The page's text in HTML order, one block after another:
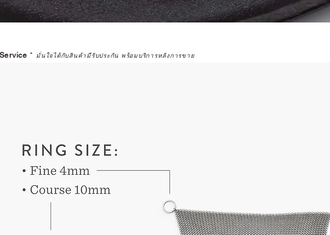
* มั่นใจได้กับสินค้ามีรับประกัน พร้อมบริการหลังการขาย